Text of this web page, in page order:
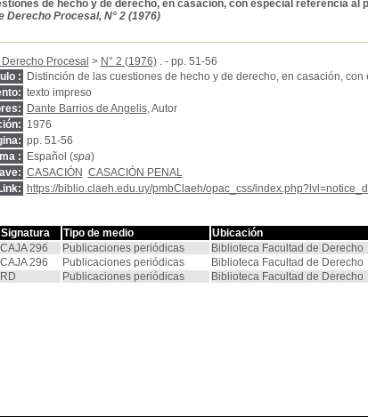
de hecho y de derecho, en casación, con especial referencia al
Derecho Procesal, N° 2 (1976)
Procesal > N° 2 (1976). - pp. 51-56
:
Distinción de las cuestiones de hecho y de derecho, en casación,
texto impreso
Dante Barrios de Angelis, Autor
1976
pp. 51-56
:
Español (spa)
CASACIÓN CASACIÓN PENAL
https://biblio.claeh.edu.uy/pmbClaeh/opac_css/
Signatura Tipo de medio Ubicación
CAJA 296 Publicaciones periódicas Biblioteca Facultad de Derecho
CAJA 296 Publicaciones periódicas Biblioteca Facultad de Derecho
RD Publicaciones periódicas Biblioteca Facultad de Derecho